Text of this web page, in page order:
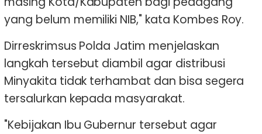
yang belum memiliki NIB," kata Kombes Roy.
Dirreskrimsus Polda Jatim menjelaskan
langkah tersebut diambil agar distribusi
Minyakita tidak terhambat dan bisa segera
tersalurkan kepada masyarakat.
"Kebijakan Ibu Gubernur tersebut agar